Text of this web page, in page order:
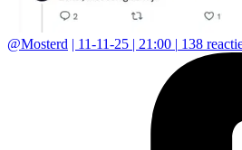
@Mosterd | 11-11-25 | 21:00 | 138